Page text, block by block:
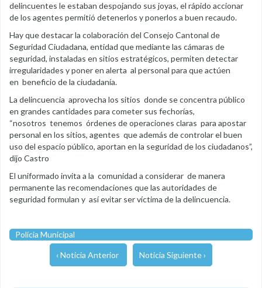
delincuentes le estaban despojando sus joyas, el rápido accionar
de los agentes permitió detenerlos y ponerlos a buen recaudo.
Hay que destacar la colaboración del Consejo Cantonal de
Seguridad Ciudadana, entidad que mediante las cámaras de
seguridad, instaladas en sitios estratégicos, permiten detectar
irregularidades y poner en alerta al personal para que actúen
en beneficio de la ciudadanía.
La delincuencia aprovecha los sitios donde se concentra público
en grandes cantidades para cometer sus fechorías,
“nosotros tenemos órdenes de operaciones claras para apostar
personal en los sitios, agentes que además de controlar el buen
uso del espacio público, aportan en la seguridad de los ciudadanos”,
dijo Castro
El uniformado invita a la comunidad a considerar de manera
permanente las recomendaciones que las autoridades de
seguridad formulan y así evitar ser víctima de la delincuencia.
Polícia Municipal
‹ Noticia Anterior Noticia Siguiente ›